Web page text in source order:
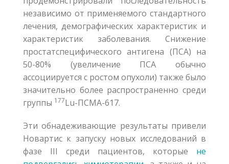
независимо от применяемого стандартного
лечения, демографических характеристик и
характеристик заболевания. Снижение
простатспецифического антигена (ПСА) на
50-80% (увеличение ПСА обычно
ассоциируется с ростом опухоли) также было
значительно более распространенно среди
группы 177Lu-ПСМА-617.
Эти обнадеживающие результаты привели
Новартис к запуску новых исследований в
фазе III среди пациентов, которые не